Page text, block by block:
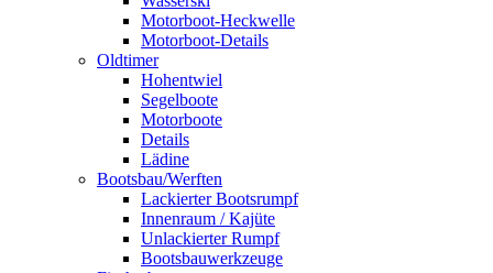
Motorboot-Heckwelle
Motorboot-Details
Oldtimer
Hohentwiel
Segelboote
Motorboote
Details
Lädine
Bootsbau/Werften
Lackierter Bootsrumpf
Innenraum / Kajüte
Unlackierter Rumpf
Bootsbauwerkzeuge